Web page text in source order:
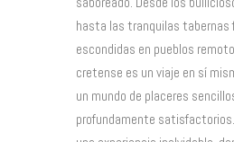
hasta las tranquilas tabernas
escondidas en pueblos
cretense es un viaje en sí
un mundo de placeres
profundamente